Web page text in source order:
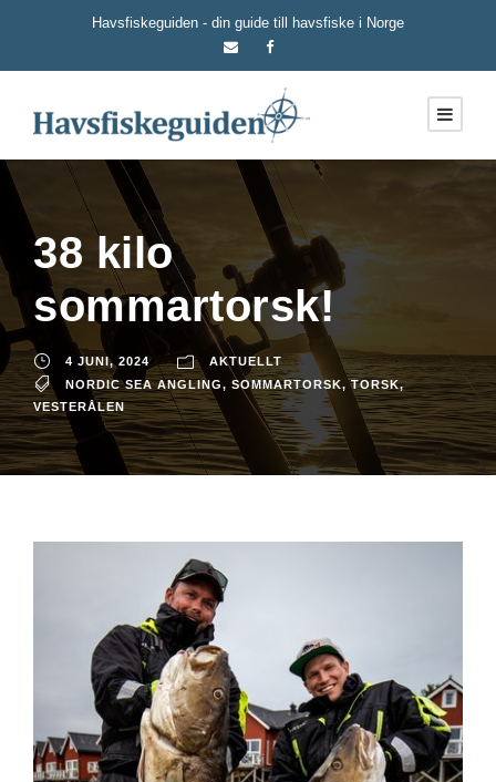
Havsfiskeguiden - din guide till havsfiske i Norge
38 kilo
sommartorsk!
4 JUNI, 2024
AKTUELLT
NORDIC SEA ANGLING, SOMMARTORSK, TORSK,
VESTERÅLEN